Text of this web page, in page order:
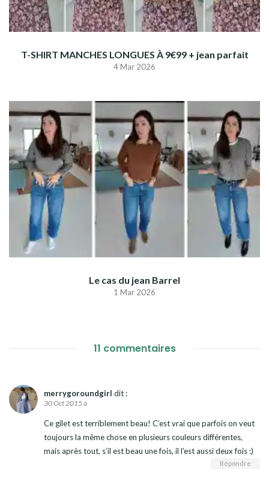
T-SHIRT MANCHES LONGUES À 9€99 + jean parfait
4 Mar 2026
Le cas du jean Barrel
1 Mar 2026
11 commentaires
merrygoroundgirl dit :
30 Oct 2015 à
Ce gilet est terriblement beau! C’est vrai que parfois on veut
toujours la même chose en plusieurs couleurs différentes,
mais après tout, s’il est beau une fois, il l’est aussi deux fois :)
Répondre